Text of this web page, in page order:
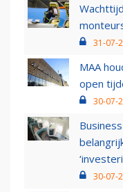
31-07-
MAA
open
30-07-
30-07-